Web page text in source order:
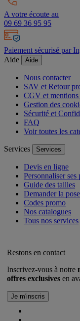
A votre écoute au
09 69 36 95 95
Paiement sécurisé par
Aide
Aide
Nous contacter
SAV et Retour
CGV et mentions
Gestion des
Sécurité et
FAQ
Voir toutes les
Services Services
Devis en ligne
Personnaliser
Guide des tailles
Demander la
Codes promo
Nos catalogues
Tous nos services
Restons en contact
Inscrivez-vous à notre
offres exclusives en